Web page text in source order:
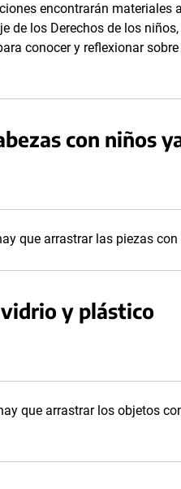
encontrarán
de los Derechos de los
conocer y reflexionar
con niños
que arrastrar las piezas
y plástico
que arrastrar los objetos